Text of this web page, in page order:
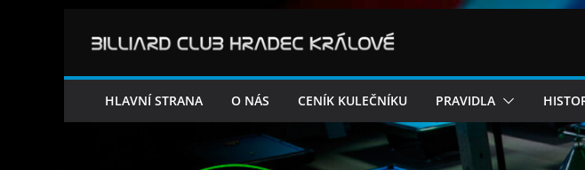
HLAVNÍ STRANA O NÁS CENÍK KULEČNÍKU PRAVIDLA